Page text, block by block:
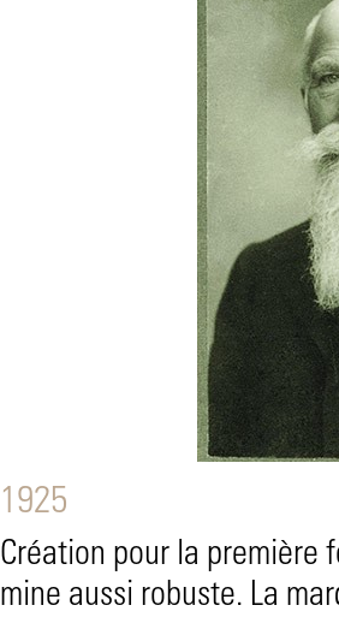
1925
Création pour la première
mine aussi robuste. La